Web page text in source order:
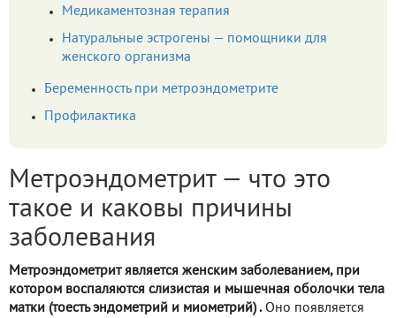
Медикаментозная терапия
Натуральные эстрогены — помощники для
женского организма
Беременность при метроэндометрите
Профилактика
Метроэндометрит — что это
такое и каковы причины
заболевания
Метроэндометрит является женским заболеванием, при
котором воспаляются слизистая и мышечная оболочки тела
матки (тоесть эндометрий и миометрий) .Оно появляется